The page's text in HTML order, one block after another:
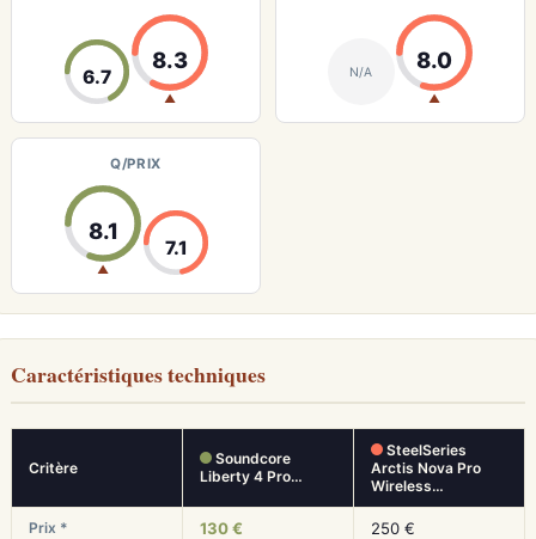
6.7
8.3
▲
N/A 8.0
▲
Q/PRIX
8.1
▲
7.1
Caractéristiques techniques
Critère
Soundcore
Liberty 4 Pro…
SteelSeries
Arctis Nova Pro
Wireless…
Prix * 130 € 250 €